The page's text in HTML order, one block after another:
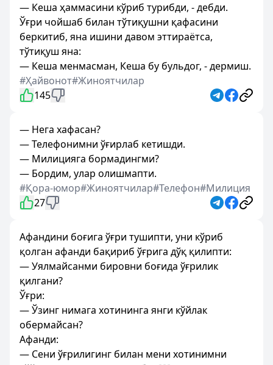
— Кеша ҳаммасини кўриб турибди, - дебди.
Ўғри чойшаб билан тўтиқушни қафасини
беркитиб, яна ишини давом эттираётса,
тўтиқуш яна:
— Кеша менмасман, Кеша бу бульдог, - дермиш.
#Ҳайвонот#Жиноятчилар
145
— Нега хафасан?
— Телефонимни ўғирлаб кетишди.
— Милицияга бормадингми?
— Бордим, улар олишмапти.
#Қора-юмор#Жиноятчилар#Телефон#Милиция
27
Афандини боғига ўғри тушипти, уни кўриб
қолган афанди бақириб ўғрига дўқ қилипти:
— Уялмайсанми бировни боғида ўғрилик
қилгани?
Ўғри:
— Ўзинг нимага хотининга янги кўйлак
обермайсан?
Афанди:
— Сени ўғрилигинг билан мени хотинимни